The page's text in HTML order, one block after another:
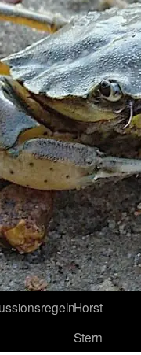
Horst
Stern